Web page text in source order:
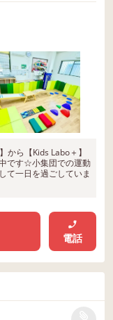
ら【Kids Labo＋】
です☆小集団での運動
て一日を過ごしていま
電話